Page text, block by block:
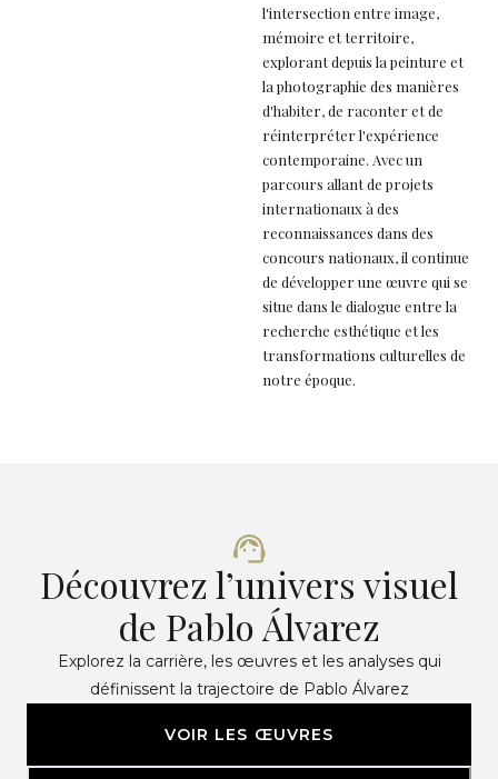
l'intersection entre image,
mémoire et territoire,
explorant depuis la peinture et
la photographie des manières
d'habiter, de raconter et de
réinterpréter l'expérience
contemporaine. Avec un
parcours allant de projets
internationaux à des
reconnaissances dans des
concours nationaux, il continue
de développer une œuvre qui se
situe dans le dialogue entre la
recherche esthétique et les
transformations culturelles de
notre époque.
Découvrez l’univers visuel
de Pablo Álvarez
Explorez la carrière, les œuvres et les analyses qui
définissent la trajectoire de Pablo Álvarez
VOIR LES ŒUVRES